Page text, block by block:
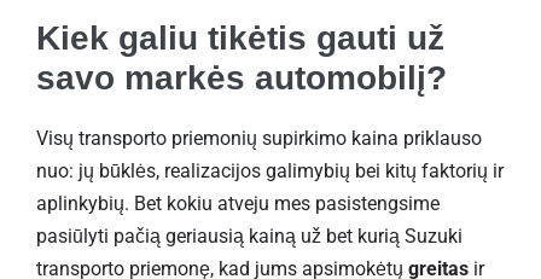
Kiek galiu tikėtis gauti už
savo markės automobilį?
Visų transporto priemonių supirkimo kaina priklauso
nuo: jų būklės, realizacijos galimybių bei kitų faktorių ir
aplinkybių. Bet kokiu atveju mes pasistengsime
pasiūlyti pačią geriausią kainą už bet kurią Suzuki
transporto priemonę, kad jums apsimokėtų greitas ir